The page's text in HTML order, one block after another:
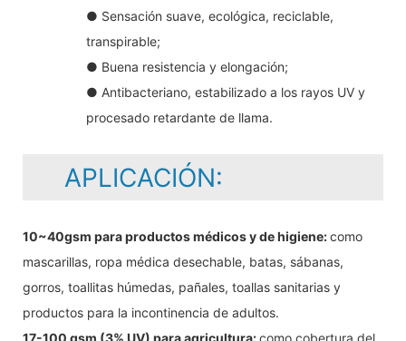
● Sensación suave, ecológica, reciclable,
transpirable;
● Buena resistencia y elongación;
● Antibacteriano, estabilizado a los rayos UV y
procesado retardante de llama.
APLICACIÓN:
10~40gsm para productos médicos y de higiene:como
mascarillas, ropa médica desechable, batas, sábanas,
gorros, toallitas húmedas, pañales, toallas sanitarias y
productos para la incontinencia de adultos.
17-100 gsm (3% UV) para agricultura:como cobertura del